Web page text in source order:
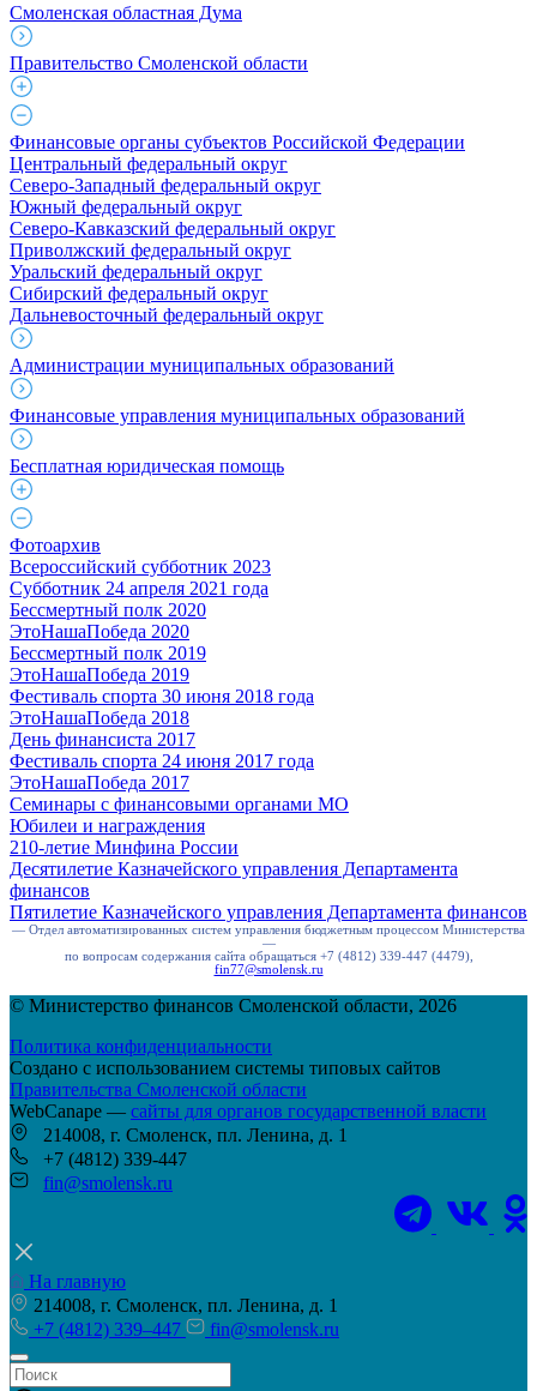
Смоленская областная Дума
Правительство Смоленской области
Финансовые органы субъектов Российской Федерации
Центральный федеральный округ
Северо-Западный федеральный округ
Южный федеральный округ
Северо-Кавказский федеральный округ
Приволжский федеральный округ
Уральский федеральный округ
Сибирский федеральный округ
Дальневосточный федеральный округ
Администрации муниципальных образований
Финансовые управления муниципальных образований
Бесплатная юридическая помощь
Фотоархив
Всероссийский субботник 2023
Субботник 24 апреля 2021 года
Бессмертный полк 2020
ЭтоНашаПобеда 2020
Бессмертный полк 2019
ЭтоНашаПобеда 2019
Фестиваль спорта 30 июня 2018 года
ЭтоНашаПобеда 2018
День финансиста 2017
Фестиваль спорта 24 июня 2017 года
ЭтоНашаПобеда 2017
Семинары с финансовыми органами МО
Юбилеи и награждения
210-летие Минфина России
Десятилетие Казначейского управления Департамента
финансов
Пятилетие Казначейского управления Департамента финансов
— Отдел автоматизированных систем управления бюджетным процессом Министерства
—
по вопросам содержания сайта обращаться +7 (4812) 339-447 (4479),
fin77@smolensk.ru
© Министерство финансов Смоленской области, 2026
Политика конфиденциальности
Создано с использованием системы типовых сайтов
Правительства Смоленской области
WebCanape — сайты для органов государственной власти
214008, г. Смоленск, пл. Ленина, д. 1
+7 (4812) 339-447
fin@smolensk.ru
На главную
214008, г. Смоленск, пл. Ленина, д. 1
+7 (4812) 339–447
fin@smolensk.ru